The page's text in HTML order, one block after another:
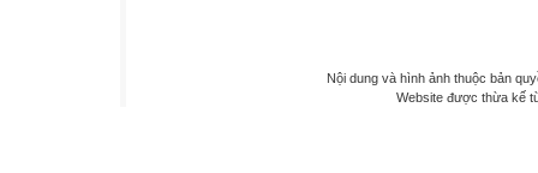
Nội dung và hình ảnh thuộc bản
Website được thừa kế